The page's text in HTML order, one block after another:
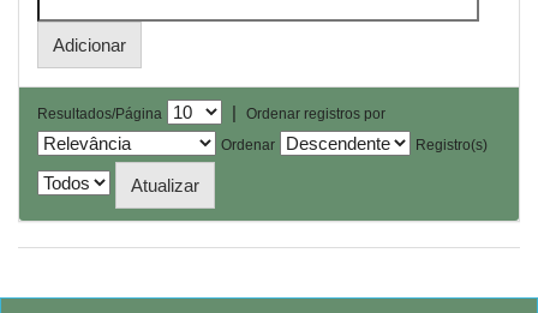
Resultados/Página |
Ordenar registros por
Ordenar
Registro(s)